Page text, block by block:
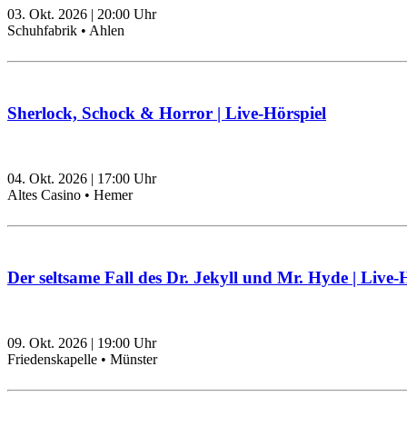
03. Okt. 2026 | 20:00 Uhr
Schuhfabrik • Ahlen
Sherlock, Schock & Horror | Live-Hörspiel
04. Okt. 2026 | 17:00 Uhr
Altes Casino • Hemer
Der seltsame Fall des Dr. Jekyll und Mr. Hyde | Live-
09. Okt. 2026 | 19:00 Uhr
Friedenskapelle • Münster